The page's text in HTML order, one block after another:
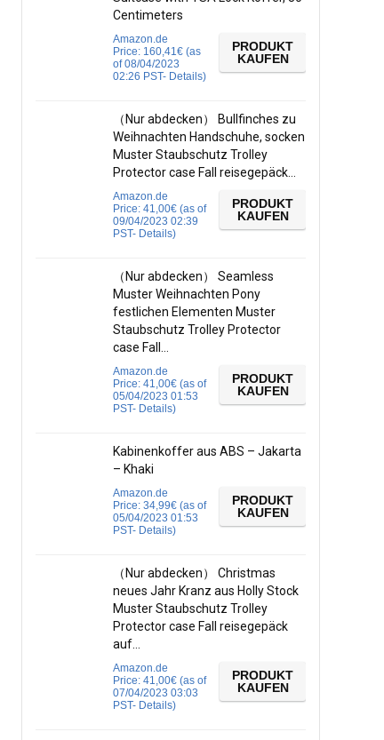
Centimeters
Amazon.de
Price: 160,41€ (as
of 08/04/2023
02:26 PST- Details)
PRODUKT
KAUFEN
（Nur abdecken） Bullfinches zu
Weihnachten Handschuhe, socken
Muster Staubschutz Trolley
Protector case Fall reisegepäck…
Amazon.de
Price: 41,00€ (as of
09/04/2023 02:39
PST- Details)
PRODUKT
KAUFEN
（Nur abdecken） Seamless
Muster Weihnachten Pony
festlichen Elementen Muster
Staubschutz Trolley Protector
case Fall…
Amazon.de
Price: 41,00€ (as of
05/04/2023 01:53
PST- Details)
PRODUKT
KAUFEN
Kabinenkoffer aus ABS – Jakarta
– Khaki
Amazon.de
Price: 34,99€ (as of
05/04/2023 01:53
PST- Details)
PRODUKT
KAUFEN
（Nur abdecken） Christmas
neues Jahr Kranz aus Holly Stock
Muster Staubschutz Trolley
Protector case Fall reisegepäck
auf…
Amazon.de
Price: 41,00€ (as of
07/04/2023 03:03
PST- Details)
PRODUKT
KAUFEN